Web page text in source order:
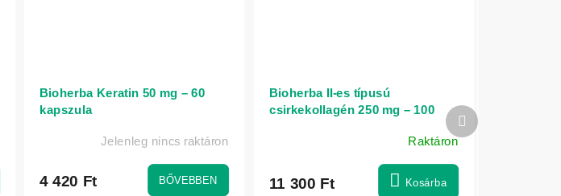
Bioherba Keratin 50 mg – 60
kapszula
Jelenleg nincs raktáron
4 420 Ft BŐVEBBEN
Bioherba II-es típusú
csirkekollagén 250 mg – 100
Raktáron
11 300 Ft Kosárba
Következő
termék